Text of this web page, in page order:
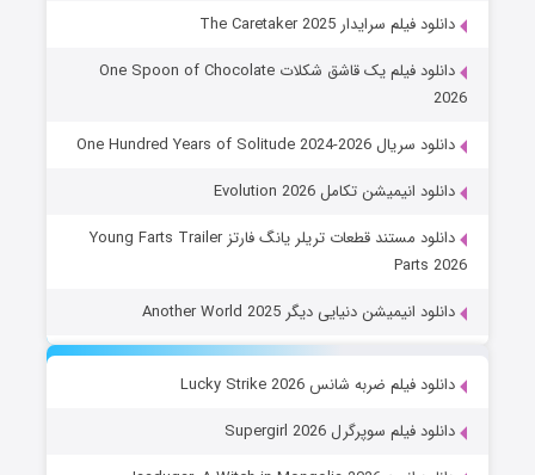
دانلود فیلم سرایدار The Caretaker 2025
دانلود فیلم یک قاشق شکلات One Spoon of Chocolate
2026
دانلود سریال One Hundred Years of Solitude 2024-2026
دانلود انیمیشن تکامل Evolution 2026
دانلود مستند قطعات تریلر یانگ فارتز Young Farts Trailer
Parts 2026
دانلود انیمیشن دنیایی دیگر Another World 2025
دانلود فیلم ضربه شانس Lucky Strike 2026
دانلود فیلم سوپرگرل Supergirl 2026